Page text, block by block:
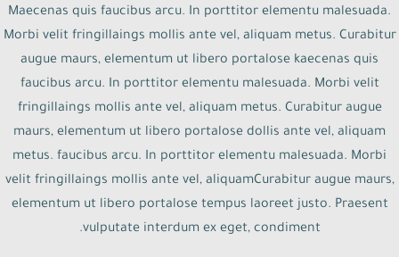
Maecenas quis faucibus arcu. In porttitor elementu malesuada.
Morbi velit fringillaings mollis ante vel, aliquam metus. Curabitur
augue maurs, elementum ut libero portalose kaecenas quis
faucibus arcu. In porttitor elementu malesuada. Morbi velit
fringillaings mollis ante vel, aliquam metus. Curabitur augue
maurs, elementum ut libero portalose dollis ante vel, aliquam
metus. faucibus arcu. In porttitor elementu malesuada. Morbi
velit fringillaings mollis ante vel, aliquamCurabitur augue maurs,
elementum ut libero portalose tempus laoreet justo. Praesent
vulputate interdum ex eget, condiment.